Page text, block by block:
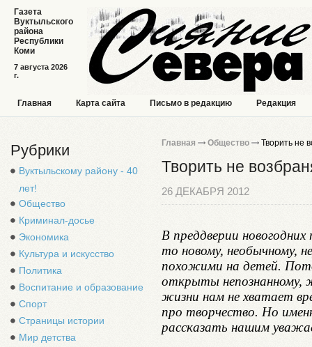
7 августа 2026
г.
Газета
Вуктыльского
района
Республики
Коми
Главная Карта сайта Письмо в редакцию Редакция
Рубрики
Вуктыльскому району - 40
лет!
Общество
Криминал-досье
Экономика
Культура и искусство
Политика
Воспитание и образование
Спорт
Страницы истории
Мир детства
Главная Общество Творить не
Творить не
26 ДЕКАБРЯ 2012
В преддверии новогодних
то новому, необычному,
похожими на детей.
открыты непознанному,
жизни нам не хватает
про творчество. Но
рассказать нашим